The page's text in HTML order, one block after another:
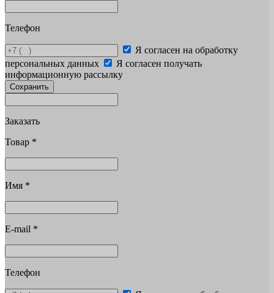
Телефон
Я согласен на обработку
персональных данных
Я согласен получать
информационную рассылку
Сохранить
Заказать
Товар *
Имя *
E-mail *
Телефон